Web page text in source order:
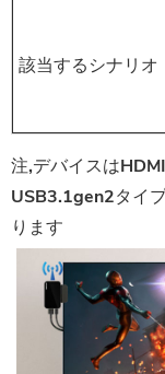
該当するシナリオ
注,デバイスは
USB3.1gen2タイ
ります